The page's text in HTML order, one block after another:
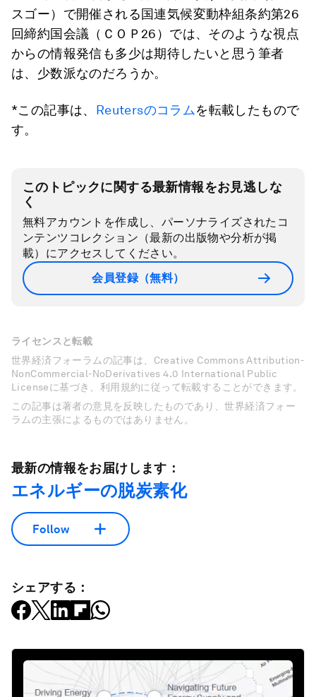
スゴー）で開催される国連気候変動枠組条約第26
回締約国会議（ＣＯＰ26）では、そのような視点
からの情報発信も多少は期待したいと思う筆者
は、少数派なのだろうか。
*この記事は、 Reutersのコラムを転載したもので
す。
このトピックに関する最新情報をお見逃しな
く
無料アカウントを作成し、パーソナライズされたコ
ンテンツコレクション（最新の出版物や分析が掲
載）にアクセスしてください。
会員登録（無料）
ライセンスと転載
世界経済フォーラムの記事は、Creative Commons Attribution-
NonCommercial-NoDerivatives 4.0 International Public
Licenseに基づき、利用規約に従って転載することができます。
この記事は著者の意見を反映したものであり、世界経済フォー
ラムの主張によるものではありません。
最新の情報をお届けします：
エネルギーの脱炭素化
Follow
シェアする：